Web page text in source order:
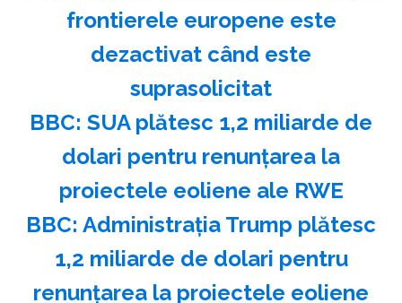
frontierele europene este
dezactivat când este
suprasolicitat
BBC: SUA plătesc 1,2 miliarde de
dolari pentru renunţarea la
proiectele eoliene ale RWE
BBC: Administraţia Trump plătesc
1,2 miliarde de dolari pentru
renunţarea la proiectele eoliene